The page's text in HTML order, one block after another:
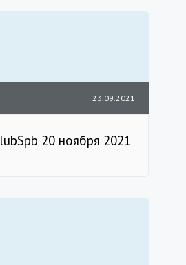
23.09.2021
20 ноября 2021